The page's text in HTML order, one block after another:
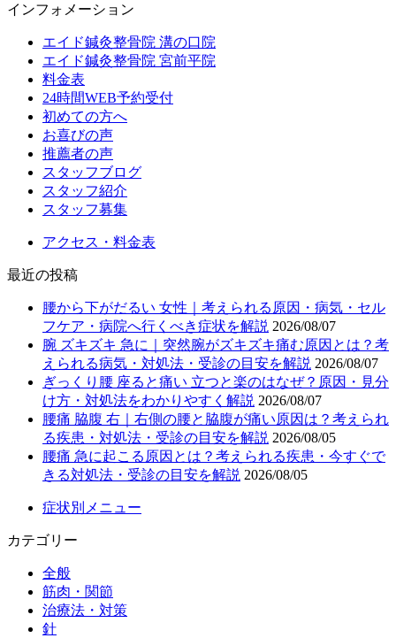
インフォメーション
エイド鍼灸整骨院 溝の口院
エイド鍼灸整骨院 宮前平院
料金表
24時間WEB予約受付
初めての方へ
お喜びの声
推薦者の声
スタッフブログ
スタッフ紹介
スタッフ募集
アクセス・料金表
最近の投稿
腰から下がだるい 女性｜考えられる原因・病気・セル
フケア・病院へ行くべき症状を解説 2026/08/07
腕 ズキズキ 急に｜突然腕がズキズキ痛む原因とは？考
えられる病気・対処法・受診の目安を解説 2026/08/07
ぎっくり腰 座ると痛い 立つと楽のはなぜ？原因・見分
け方・対処法をわかりやすく解説 2026/08/07
腰痛 脇腹 右｜右側の腰と脇腹が痛い原因は？考えられ
る疾患・対処法・受診の目安を解説 2026/08/05
腰痛 急に起こる原因とは？考えられる疾患・今すぐで
きる対処法・受診の目安を解説 2026/08/05
症状別メニュー
カテゴリー
全般
筋肉・関節
治療法・対策
針